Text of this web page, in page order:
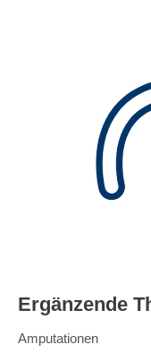
Ergänzende
Amputationen